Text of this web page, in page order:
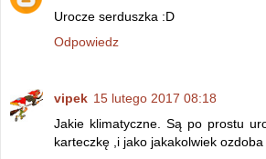
Urocze serduszka :D
Odpowiedz
vipek 15 lutego 2017 08:18
Jakie klimatyczne. Są po prostu
karteczkę ,i jako jakakolwiek ozdoba